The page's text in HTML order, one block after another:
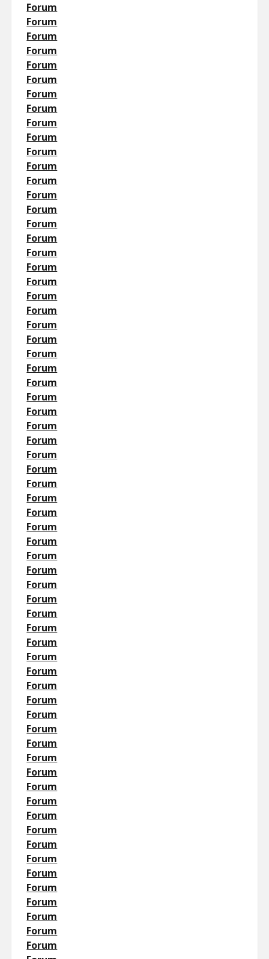
Forum
Forum
Forum
Forum
Forum
Forum
Forum
Forum
Forum
Forum
Forum
Forum
Forum
Forum
Forum
Forum
Forum
Forum
Forum
Forum
Forum
Forum
Forum
Forum
Forum
Forum
Forum
Forum
Forum
Forum
Forum
Forum
Forum
Forum
Forum
Forum
Forum
Forum
Forum
Forum
Forum
Forum
Forum
Forum
Forum
Forum
Forum
Forum
Forum
Forum
Forum
Forum
Forum
Forum
Forum
Forum
Forum
Forum
Forum
Forum
Forum
Forum
Forum
Forum
Forum
Forum